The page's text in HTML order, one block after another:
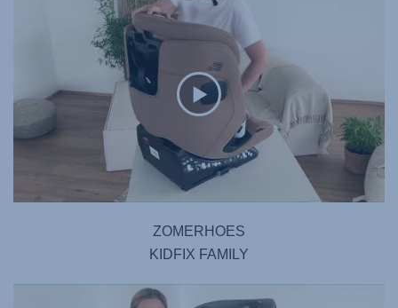
ZOMERHOES
KIDFIX FAMILY